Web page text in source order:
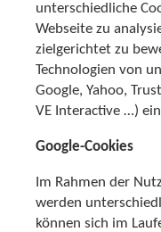
unterschiedliche
Webseite zu
zielgerichtet zu
Technologien von
Google, Yahoo,
VE Interactive …)
Google-Cookies
Im Rahmen der
werden
können sich im